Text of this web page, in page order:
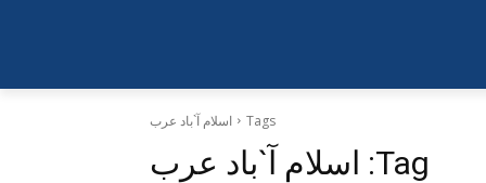
Tags اسلام آ`باد عرب
Tag: اسلام آ`باد عرب